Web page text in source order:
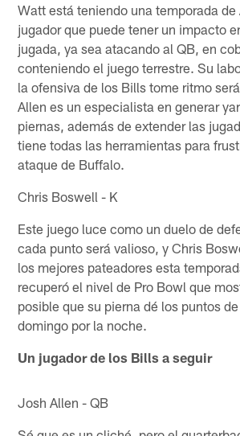
Watt está teniendo una temporada de
jugador que puede tener un impacto
jugada, ya sea atacando al QB, en
conteniendo el juego terrestre. Su
la ofensiva de los Bills tome ritmo
Allen es un especialista en generar
piernas, además de extender las
tiene todas las herramientas para
ataque de Buffalo.
Chris Boswell - K
Este juego luce como un duelo de
cada punto será valioso, y Chris
los mejores pateadores esta
recuperó el nivel de Pro Bowl que
posible que su pierna dé los puntos
domingo por la noche.
Un jugador de los Bills a seguir
Josh Allen - QB